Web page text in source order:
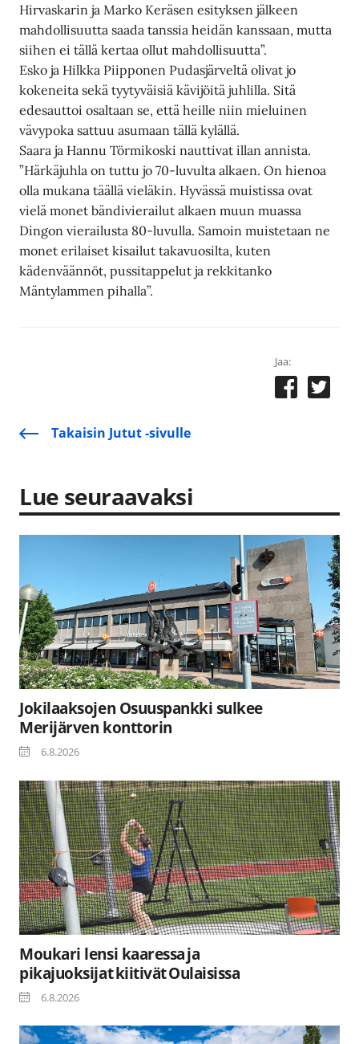
Hirvaskarin ja Marko Keräsen esityksen jälkeen
mahdollisuutta saada tanssia heidän kanssaan, mutta
siihen ei tällä kertaa ollut mahdollisuutta”.
Esko ja Hilkka Piipponen Pudasjärveltä olivat jo
kokeneita sekä tyytyväisiä kävijöitä juhlilla. Sitä
edesauttoi osaltaan se, että heille niin mieluinen
vävypoka sattuu asumaan tällä kylällä.
Saara ja Hannu Törmikoski nauttivat illan annista.
”Härkäjuhla on tuttu jo 70-luvulta alkaen. On hienoa
olla mukana täällä vieläkin. Hyvässä muistissa ovat
vielä monet bändivierailut alkaen muun muassa
Dingon vierailusta 80-luvulla. Samoin muistetaan ne
monet erilaiset kisailut takavuosilta, kuten
kädenväännöt, pussitappelut ja rekkitanko
Mäntylammen pihalla”.
Jaa:
Takaisin Jutut -sivulle
Lue seuraavaksi
Jokilaaksojen Osuuspankki sulkee
Merijärven konttorin
6.8.2026
Moukari lensi kaaressa ja
pikajuoksijat kiitivät Oulaisissa
6.8.2026